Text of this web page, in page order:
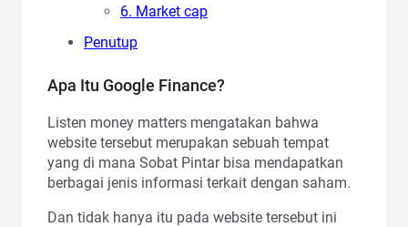
6. Market cap
Penutup
Apa Itu Google Finance?
Listen money matters mengatakan bahwa
website tersebut merupakan sebuah tempat
yang di mana Sobat Pintar bisa mendapatkan
berbagai jenis informasi terkait dengan saham.
Dan tidak hanya itu pada website tersebut ini